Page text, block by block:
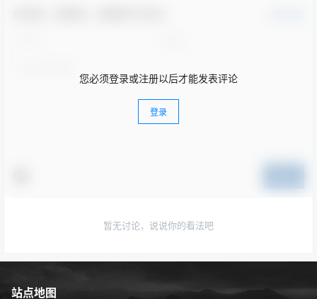
您必须登录或注册以后才能发表评论
登录
暂无讨论，说说你的看法吧
站点地图